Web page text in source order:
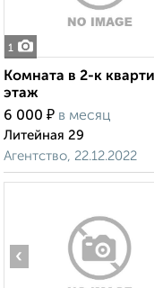
1
Комната в 2-к
этаж
6 000 ₽ в месяц
Литейная 29
Агентство, 22.12.2022
‹